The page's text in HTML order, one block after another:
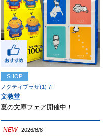
SHOP
ノクティプラザ(1) 7F
文教堂
夏の文庫フェア開催中！
NEW 2026/8/8